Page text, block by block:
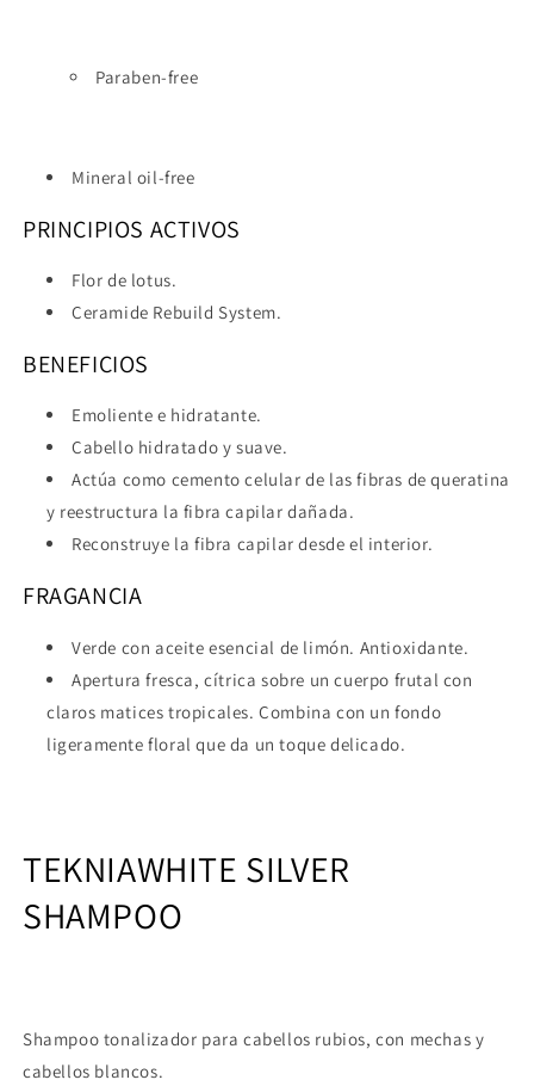
Paraben-free
Mineral oil-free
PRINCIPIOS ACTIVOS
Flor de lotus.
Ceramide Rebuild System.
BENEFICIOS
Emoliente e hidratante.
Cabello hidratado y suave.
Actúa como cemento celular de las fibras de queratina
y reestructura la fibra capilar dañada.
Reconstruye la fibra capilar desde el interior.
FRAGANCIA
Verde con aceite esencial de limón. Antioxidante.
Apertura fresca, cítrica sobre un cuerpo frutal con
claros matices tropicales. Combina con un fondo
ligeramente floral que da un toque delicado.
TEKNIAWHITE SILVER
SHAMPOO
Shampoo tonalizador para cabellos rubios, con mechas y
cabellos blancos.